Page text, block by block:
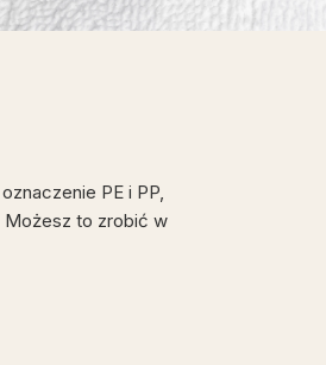
PE i PP,
Możesz to zrobić w